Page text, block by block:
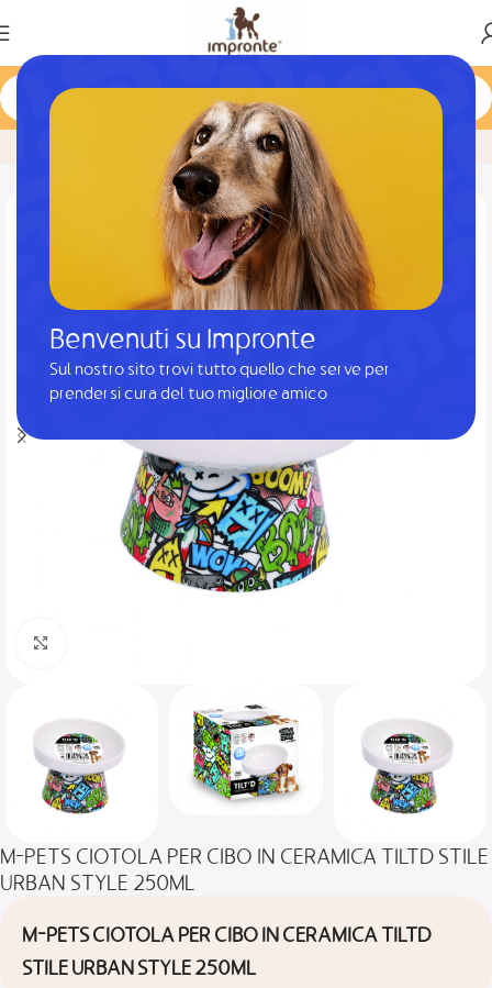
Benvenuti su Impronte
Sul nostro sito trovi tutto quello che serve per
prendersi cura del tuo migliore amico
Home M-PETS CIOTOLA PER CIBO IN CERAMICA
M-PETS CIOTOLA PER CIBO IN CERAMICA TILTD STILE
URBAN STYLE 250ML
M-PETS CIOTOLA PER CIBO IN CERAMICA TILTD
STILE URBAN STYLE 250ML